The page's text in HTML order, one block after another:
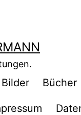
Bilder Bücher